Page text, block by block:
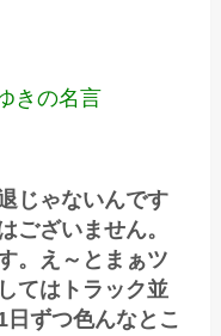
きの名言
じゃないんです
ございません。
。え～とまぁツ
てはトラック並
ずつ色んなとこ